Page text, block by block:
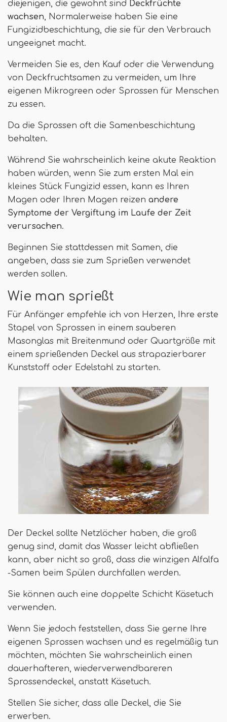
diejenigen, die gewohnt sind Deckfrüchte
wachsen, Normalerweise haben Sie eine
Fungizidbeschichtung, die sie für den Verbrauch
ungeeignet macht.
Vermeiden Sie es, den Kauf oder die Verwendung
von Deckfruchtsamen zu vermeiden, um Ihre
eigenen Mikrogreen oder Sprossen für Menschen
zu essen.
Da die Sprossen oft die Samenbeschichtung
behalten.
Während Sie wahrscheinlich keine akute Reaktion
haben würden, wenn Sie zum ersten Mal ein
kleines Stück Fungizid essen, kann es Ihren
Magen oder Ihren Magen reizen andere
Symptome der Vergiftung im Laufe der Zeit
verursachen.
Beginnen Sie stattdessen mit Samen, die
angeben, dass sie zum Sprießen verwendet
werden sollen.
Wie man sprießt
Für Anfänger empfehle ich von Herzen, Ihre erste
Stapel von Sprossen in einem sauberen
Masonglas mit Breitenmund oder Quartgröße mit
einem sprießenden Deckel aus strapazierbarer
Kunststoff oder Edelstahl zu starten.
Der Deckel sollte Netzlöcher haben, die groß
genug sind, damit das Wasser leicht abfließen
kann, aber nicht so groß, dass die winzigen Alfalfa
-Samen beim Spülen durchfallen werden.
Sie können auch eine doppelte Schicht Käsetuch
verwenden.
Wenn Sie jedoch feststellen, dass Sie gerne Ihre
eigenen Sprossen wachsen und es regelmäßig tun
möchten, möchten Sie wahrscheinlich einen
dauerhafteren, wiederverwendbareren
Sprossendeckel, anstatt Käsetuch.
Stellen Sie sicher, dass alle Deckel, die Sie
erwerben.